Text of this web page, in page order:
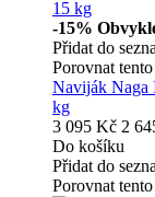
-15%
Přidat do
Porovnat
Naviják Naga
kg
3 095 Kč 2
Do košíku
Přidat do
Porovnat